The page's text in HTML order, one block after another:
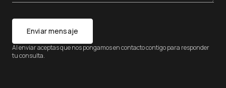
Al enviar aceptas que nos pongamos en contacto contigo para responder
tu consulta.
Enviar mensaje